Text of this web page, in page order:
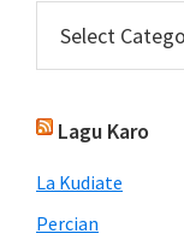
Lagu Karo
La Kudiate
Percian